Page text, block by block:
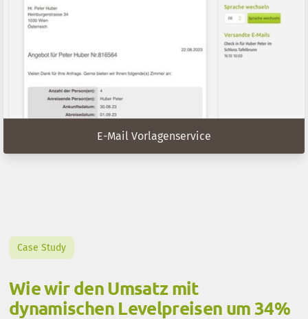
E-Mail Vorlagenservice
Case Study
Wie wir den Umsatz mit
dynamischen Levelpreisen um 34%